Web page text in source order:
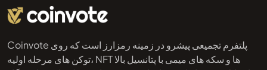
Coinvote پلتفرم تجمیعی پیشرو در زمینه رمزارز است که روی
توکن های مرحله اولیه، NFT ها و سکه های میمی با پتانسیل بالا